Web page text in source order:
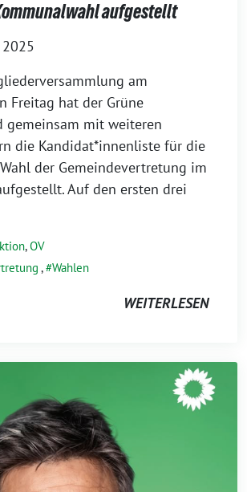
aufgestellt
am
Freitag hat der Grüne
gemeinsam mit weiteren
die Kandidat*innenliste für die
der Gemeindevertretung im
Auf den ersten drei
,OV
, Wahlen
WEITERLESEN